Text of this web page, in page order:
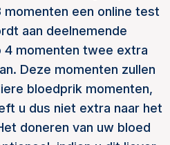
een online test
aan deelnemende
4 momenten twee extra
Deze momenten zullen
bloedprik momenten,
u dus niet extra naar het
doneren van uw bloed